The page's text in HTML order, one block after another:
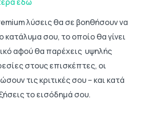
λύσεις θα σε βοηθήσουν να
κατάλυμα σου, το οποίο θα γίνει
αφού θα παρέχεις υψηλής
στους επισκέπτες, οι
τις κριτικές σου – και κατά
το εισόδημά σου.